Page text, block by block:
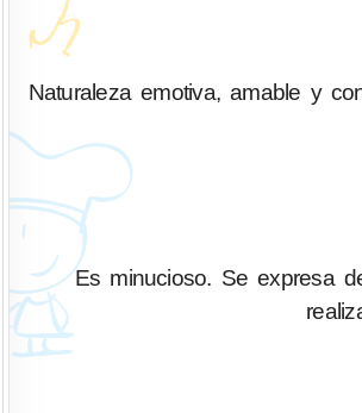
Naturaleza emotiva, amable y
Es minucioso. Se expresa